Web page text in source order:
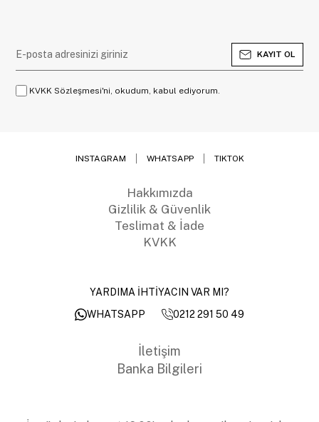
KAYIT OL
KVKK Sözleşmesi'ni, okudum, kabul ediyorum.
INSTAGRAM WHATSAPP TIKTOK
Hakkımızda
Gizlilik & Güvenlik
Teslimat & İade
KVKK
YARDIMA İHTİYACIN VAR MI?
WHATSAPP
0212 291 50 49
İletişim
Banka Bilgileri